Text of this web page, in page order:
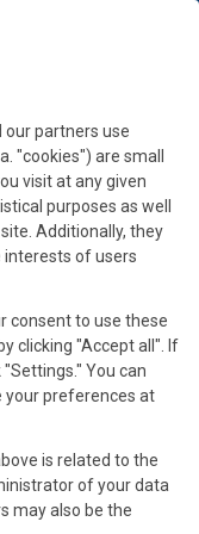
our partners use
"cookies") are small
visit at any given
purposes as well
Additionally, they
of users
consent to use these
clicking "Accept all". If
You can
your preferences at
is related to the
of your data
may also be the
Channel
@
Bicocca
Feltrinelli
Iniziative
@Mondo